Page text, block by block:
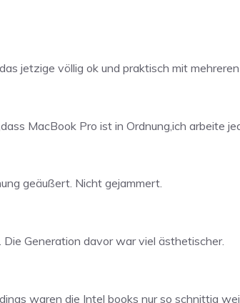
jetzige völlig ok und praktisch mit
MacBook Pro ist in Ordnung,ich arbeite
geäußert. Nicht gejammert.
Generation davor war viel ästhetischer.
waren die Intel books nur so schnittig